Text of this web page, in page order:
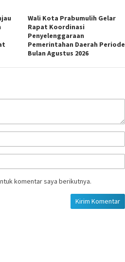
Wali Kota Prabumulih Gelar
Rapat Koordinasi
Penyelenggaraan
Pemerintahan Daerah Periode
Bulan Agustus 2026
komentar saya berikutnya.